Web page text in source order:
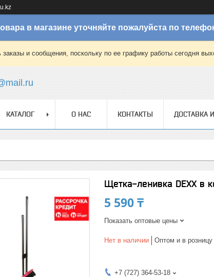
в магазине уточняйте пожалуйста по
и сообщения, поскольку по ее графику работы сегодня
КАТАЛОГ О НАС КОНТАКТЫ ДОСТАВКА
Щетка-ленивка DEXX в
5 590 ₸
Показать оптовые цены
Нет в наличии Оптом и в розницу
+7 (727) 364-53-18